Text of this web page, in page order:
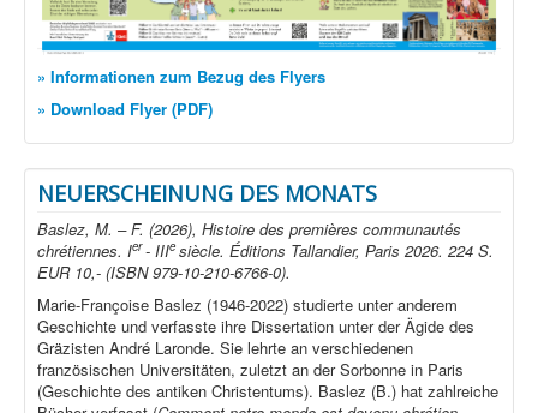
» Informationen zum Bezug des Flyers
» Download Flyer (PDF)
NEUERSCHEINUNG DES MONATS
Baslez, M. – F. (2026), Histoire des premières communautés
chrétiennes. Ier- IIIe siècle. Éditions Tallandier, Paris 2026. 224 S.
EUR 10,- (ISBN 979-10-210-6766-0).
Marie-Françoise Baslez (1946-2022) studierte unter anderem
Geschichte und verfasste ihre Dissertation unter der Ägide des
Gräzisten André Laronde. Sie lehrte an verschiedenen
französischen Universitäten, zuletzt an der Sorbonne in Paris
(Geschichte des antiken Christentums). Baslez (B.) hat zahlreiche